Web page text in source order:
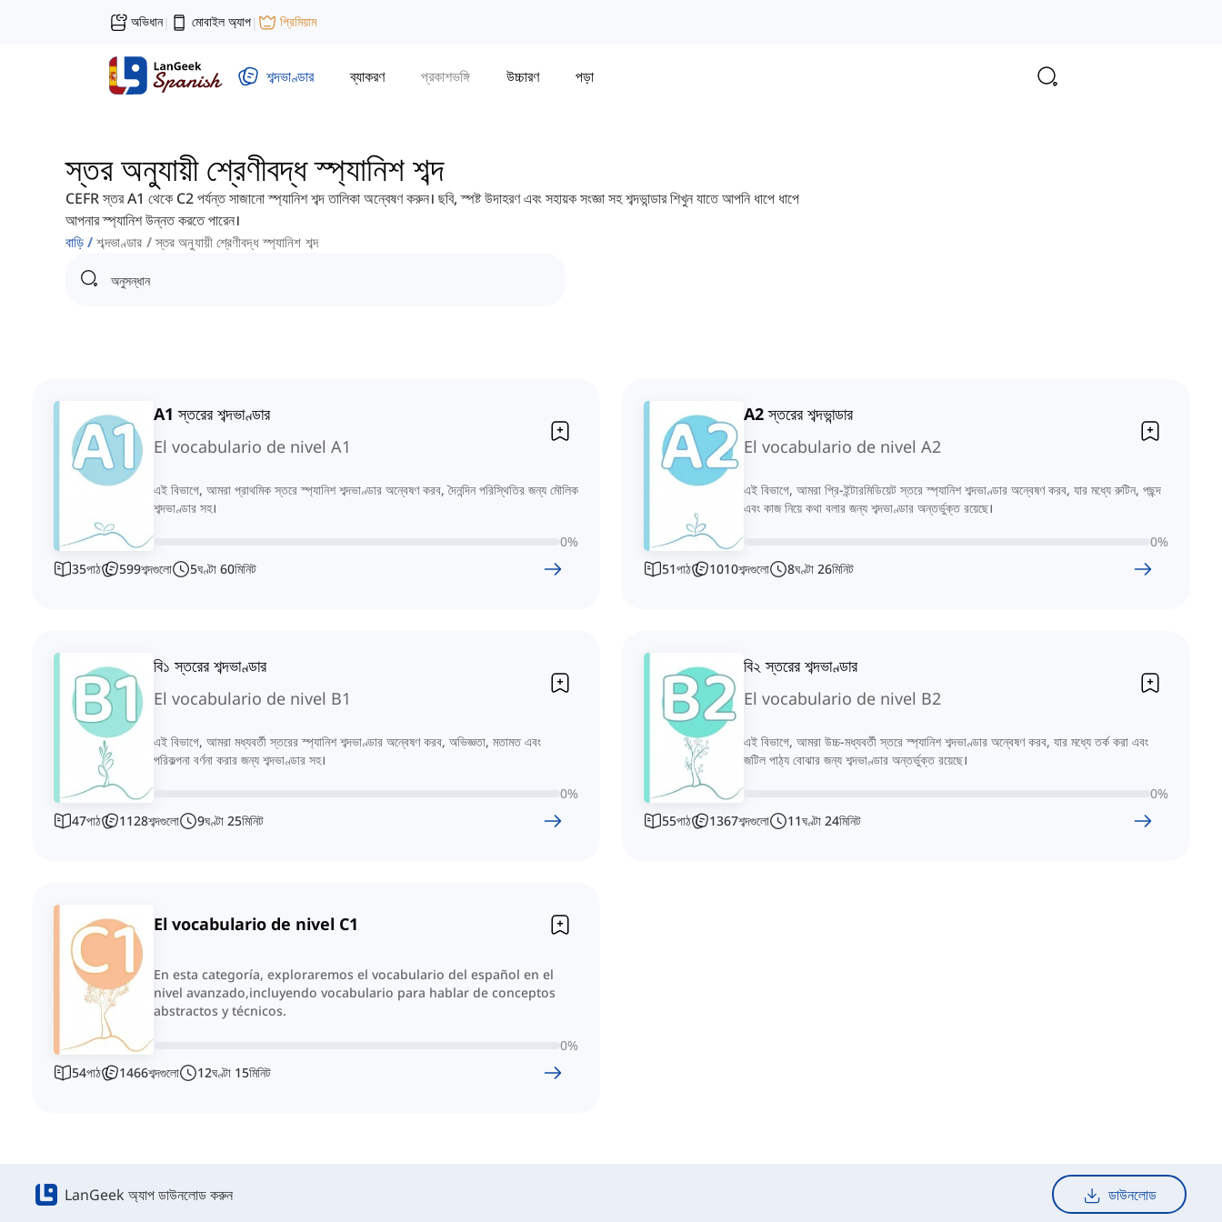
অভিধান| মোবাইল অ্যাপ| প্রিমিয়াম
শব্দভাণ্ডার ব্যাকরণ প্রকাশভঙ্গি উচ্চারণ পড়া
স্তর অনুযায়ী শ্রেণীবদ্ধ স্প্যানিশ শব্দ
CEFR স্তর A1 থেকে C2 পর্যন্ত সাজানো স্প্যানিশ শব্দ তালিকা অন্বেষণ করুন। ছবি, স্পষ্ট উদাহরণ এবং সহায়ক সংজ্ঞা সহ শব্দভান্ডার শিখুন যাতে আপনি ধাপে ধাপে
আপনার স্প্যানিশ উন্নত করতে পারেন।
বাড়ি শব্দভাণ্ডার স্তর অনুযায়ী শ্রেণীবদ্ধ স্প্যানিশ শব্দ
A1 স্তরের শব্দভাণ্ডার
El vocabulario de nivel A1
এই বিভাগে, আমরা প্রাথমিক স্তরে স্প্যানিশ শব্দভাণ্ডার অন্বেষণ করব, দৈনন্দিন পরিস্থিতির জন্য মৌলিক
শব্দভাণ্ডার সহ।
0%
35পাঠ 599শব্দগুলো 5ঘণ্টা 60মিনিট
A2 স্তরের শব্দভান্ডার
El vocabulario de nivel A2
এই বিভাগে, আমরা প্রি-ইন্টারমিডিয়েট স্তরে স্প্যানিশ শব্দভাণ্ডার অন্বেষণ করব, যার মধ্যে রুটিন, পছন্দ
এবং কাজ নিয়ে কথা বলার জন্য শব্দভাণ্ডার অন্তর্ভুক্ত রয়েছে।
0%
51পাঠ 1010শব্দগুলো 8ঘণ্টা 26মিনিট
বি১ স্তরের শব্দভাণ্ডার
El vocabulario de nivel B1
এই বিভাগে, আমরা মধ্যবর্তী স্তরের স্প্যানিশ শব্দভাণ্ডার অন্বেষণ করব, অভিজ্ঞতা, মতামত এবং
পরিকল্পনা বর্ণনা করার জন্য শব্দভাণ্ডার সহ।
0%
47পাঠ 1128শব্দগুলো 9ঘণ্টা 25মিনিট
বি২ স্তরের শব্দভাণ্ডার
El vocabulario de nivel B2
এই বিভাগে, আমরা উচ্চ-মধ্যবর্তী স্তরে স্প্যানিশ শব্দভাণ্ডার অন্বেষণ করব, যার মধ্যে তর্ক করা এবং
জটিল পাঠ্য বোঝার জন্য শব্দভাণ্ডার অন্তর্ভুক্ত রয়েছে।
0%
55পাঠ 1367শব্দগুলো 11ঘণ্টা 24মিনিট
El vocabulario de nivel C1
En esta categoría, exploraremos el vocabulario del español en el
nivel avanzado,incluyendo vocabulario para hablar de conceptos
abstractos y técnicos.
0%
54পাঠ 1466শব্দগুলো 12ঘণ্টা 15মিনিট
LanGeek অ্যাপ ডাউনলোড করুন ডাউনলোড